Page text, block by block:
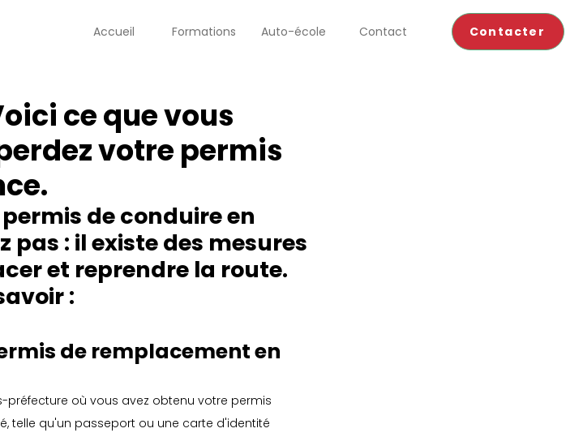
Accueil Formations Auto-école Contact Contacter
ce que vous
votre permis
de conduire en
pas : il existe des mesures
et reprendre la route.
:
de remplacement en
où vous avez obtenu votre permis
telle qu'un passeport ou une carte d'identité